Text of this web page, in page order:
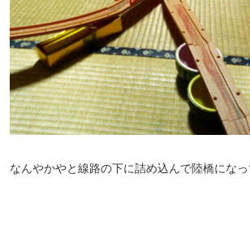
なんやかやと線路の下に詰め込んで陸橋になっ